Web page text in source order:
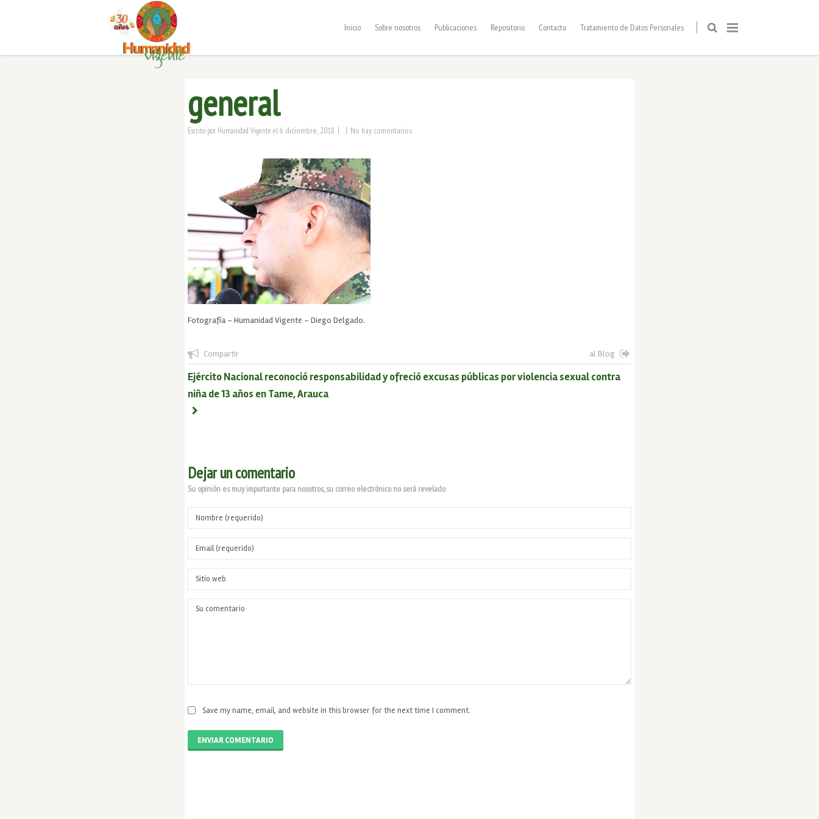
Inicio Sobre nosotros Publicaciones Repositorio Contacto Tratamiento de Datos Personales
general
Escrito por Humanidad Vigente el 6 diciembre, 2018 | | No hay comentarios
Fotografía – Humanidad Vigente – Diego Delgado.
Compartir al Blog
Ejército Nacional reconoció responsabilidad y ofreció excusas públicas por violencia sexual contra
niña de 13 años en Tame, Arauca
Dejar un comentario
Su opinión es muy importante para nosotros, su correo electrónico no será revelado
Save my name, email, and website in this browser for the next time I comment.
ENVIAR COMENTARIO